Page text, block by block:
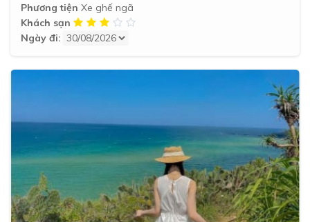
Phương tiện Xe ghế ngã
Khách sạn
Ngày đi: